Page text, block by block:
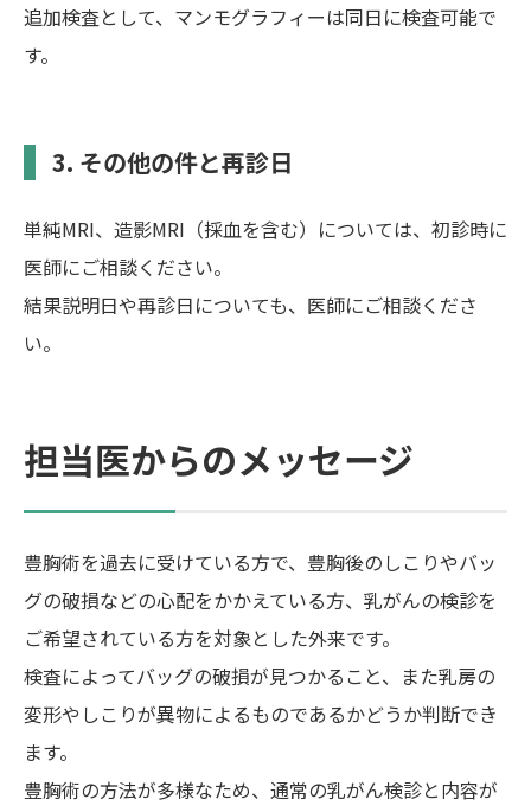
追加検査として、マンモグラフィーは同日に検査可能で
す。
3. その他の件と再診日
単純MRI、造影MRI（採血を含む）については、初診時に
医師にご相談ください。
結果説明日や再診日についても、医師にご相談くださ
い。
担当医からのメッセージ
豊胸術を過去に受けている方で、豊胸後のしこりやバッ
グの破損などの心配をかかえている方、乳がんの検診を
ご希望されている方を対象とした外来です。
検査によってバッグの破損が見つかること、また乳房の
変形やしこりが異物によるものであるかどうか判断でき
ます。
豊胸術の方法が多様なため、通常の乳がん検診と内容が